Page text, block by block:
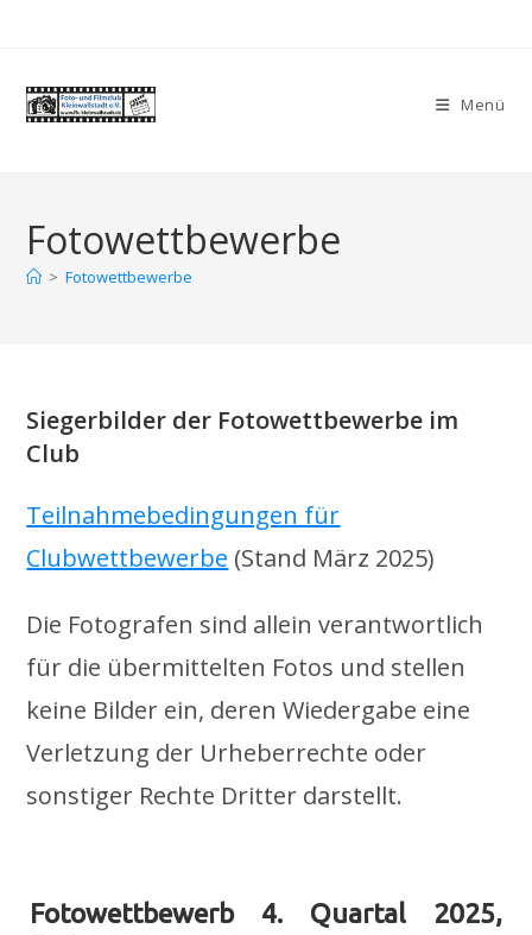
Menü
Fotowettbewerbe
> Fotowettbewerbe
Siegerbilder der Fotowettbewerbe im
Club
Teilnahmebedingungen für
Clubwettbewerbe (Stand März 2025)
Die Fotografen sind allein verantwortlich
für die übermittelten Fotos und stellen
keine Bilder ein, deren Wiedergabe eine
Verletzung der Urheberrechte oder
sonstiger Rechte Dritter darstellt.
Fotowettbewerb 4. Quartal 2025,